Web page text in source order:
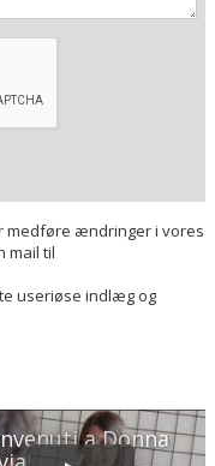
❯
medføre ændringer i vores
mail til
useriøse indlæg og
a Donna